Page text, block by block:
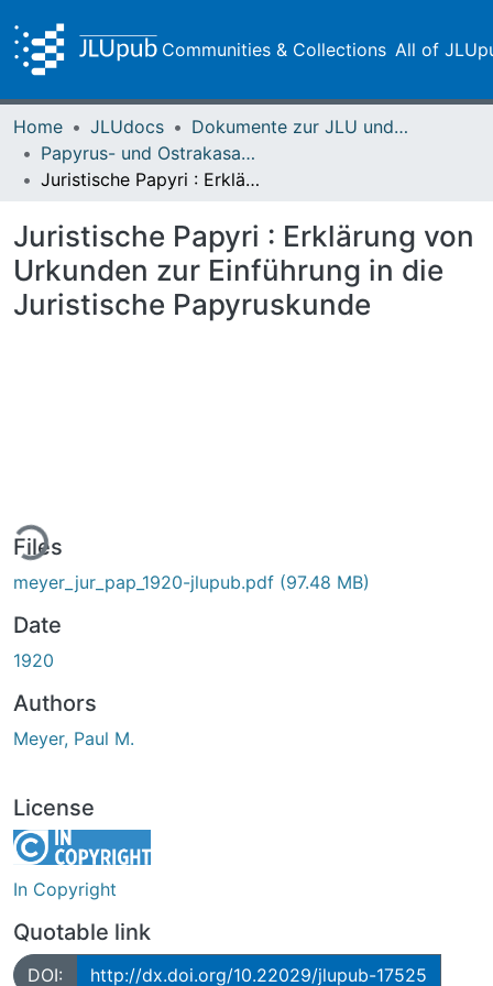
Communities & Collections All of
Home JLUdocs
Dokumente zur JLU und ihren Sammlungen
Papyrus- und Ostrakasammlungen
Juristische Papyri : Erklärung von Urkunden zur Einführung in die Juristische Papyruskunde
Juristische Papyri : Erklärung von
Urkunden zur Einführung in die
Juristische Papyruskunde
Files
meyer_jur_pap_1920-jlupub.pdf (97.48 MB)
Date
1920
Authors
Meyer, Paul M.
License
In Copyright
Quotable link
DOI: http://dx.doi.org/10.22029/jlupub-17525